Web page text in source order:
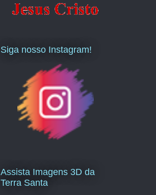
Siga nosso Instagram!
Assista Imagens 3D da
Terra Santa